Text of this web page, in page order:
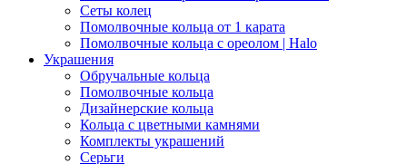
Сеты колец
Помолвочные кольца от 1 карата
Помолвочные кольца с ореолом | Halo
Украшения
Обручальные кольца
Помолвочные кольца
Дизайнерские кольца
Кольца с цветными камнями
Комплекты украшений
Серьги